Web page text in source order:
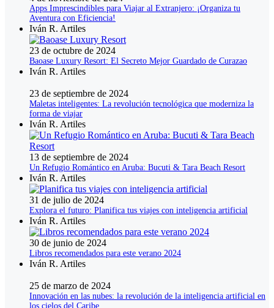
Apps Imprescindibles para Viajar al Extranjero: ¡Organiza tu
Aventura con Eficiencia!
Iván R. Artiles
23 de octubre de 2024
Baoase Luxury Resort: El Secreto Mejor Guardado de Curazao
Iván R. Artiles
23 de septiembre de 2024
Maletas inteligentes: La revolución tecnológica que moderniza la
forma de viajar
Iván R. Artiles
13 de septiembre de 2024
Un Refugio Romántico en Aruba: Bucuti & Tara Beach Resort
Iván R. Artiles
31 de julio de 2024
Explora el futuro: Planifica tus viajes con inteligencia artificial
Iván R. Artiles
30 de junio de 2024
Libros recomendados para este verano 2024
Iván R. Artiles
25 de marzo de 2024
Innovación en las nubes: la revolución de la inteligencia artificial en
los cielos del Caribe